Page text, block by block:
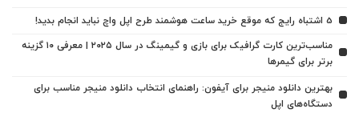
5 اشتباه رایج که موقع خرید ساعت هوشمند طرح اپل واچ نباید انجام بدید!
مناسب‌ترین کارت گرافیک برای بازی و گیمینگ در سال ۲۰۲۵ | معرفی ۱۰ گزینه
برتر برای گیمرها
بهترین دانلود منیجر برای آیفون: راهنمای انتخاب دانلود منیجر مناسب برای
دستگاه‌های اپل